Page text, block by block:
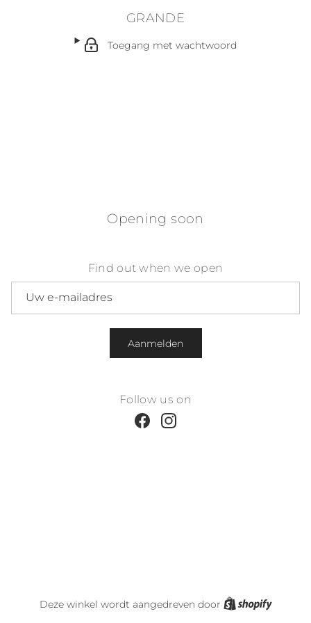
GRANDE
Toegang met wachtwoord
Opening soon
Find out when we open
Aanmelden
Follow us on
FacebookInstagram
Deze winkel wordt aangedreven door Shopify